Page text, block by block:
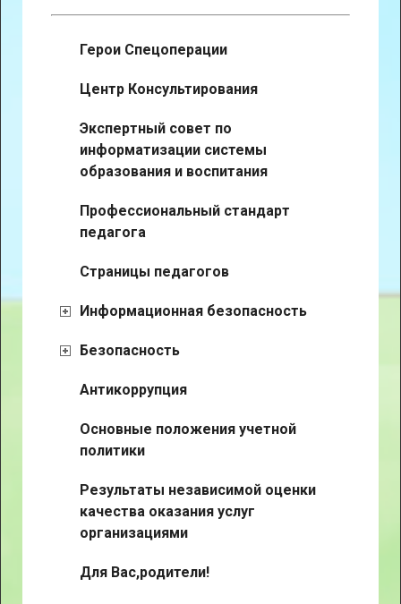
Герои Спецоперации
Центр Консультирования
Экспертный совет по
информатизации системы
образования и воспитания
Профессиональный стандарт
педагога
Страницы педагогов
Информационная безопасность
Безопасность
Антикоррупция
Основные положения учетной
политики
Результаты независимой оценки
качества оказания услуг
организациями
Для Вас,родители!